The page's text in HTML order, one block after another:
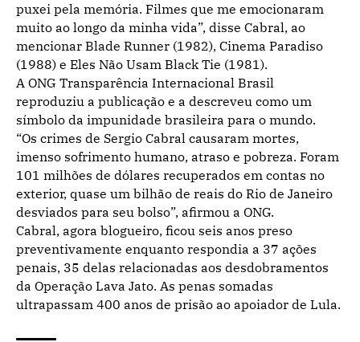
puxei pela memória. Filmes que me emocionaram
muito ao longo da minha vida”, disse Cabral, ao
mencionar Blade Runner (1982), Cinema Paradiso
(1988) e Eles Não Usam Black Tie (1981).
A ONG Transparência Internacional Brasil
reproduziu a publicação e a descreveu como um
símbolo da impunidade brasileira para o mundo.
“Os crimes de Sergio Cabral causaram mortes,
imenso sofrimento humano, atraso e pobreza. Foram
101 milhões de dólares recuperados em contas no
exterior, quase um bilhão de reais do Rio de Janeiro
desviados para seu bolso”, afirmou a ONG.
Cabral, agora blogueiro, ficou seis anos preso
preventivamente enquanto respondia a 37 ações
penais, 35 delas relacionadas aos desdobramentos
da Operação Lava Jato. As penas somadas
ultrapassam 400 anos de prisão ao apoiador de Lula.